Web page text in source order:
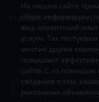
Наши контакты
На нашем сайте
сбора информации,
ваш клиентский
услуги. Так
многие другие
повышают
сайта. С их помощью
сведения о том,
рекламные